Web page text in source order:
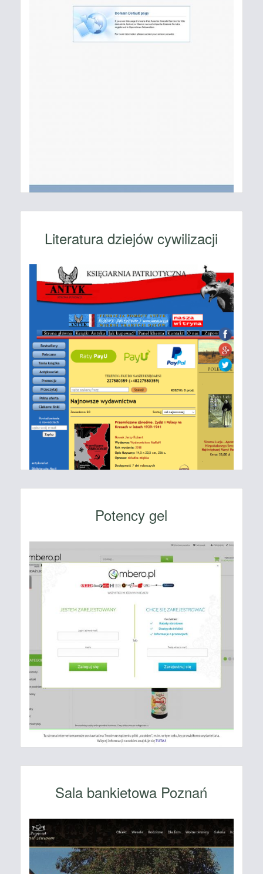
Literatura dziejów cywilizacji
Potency gel
Sala bankietowa Poznań